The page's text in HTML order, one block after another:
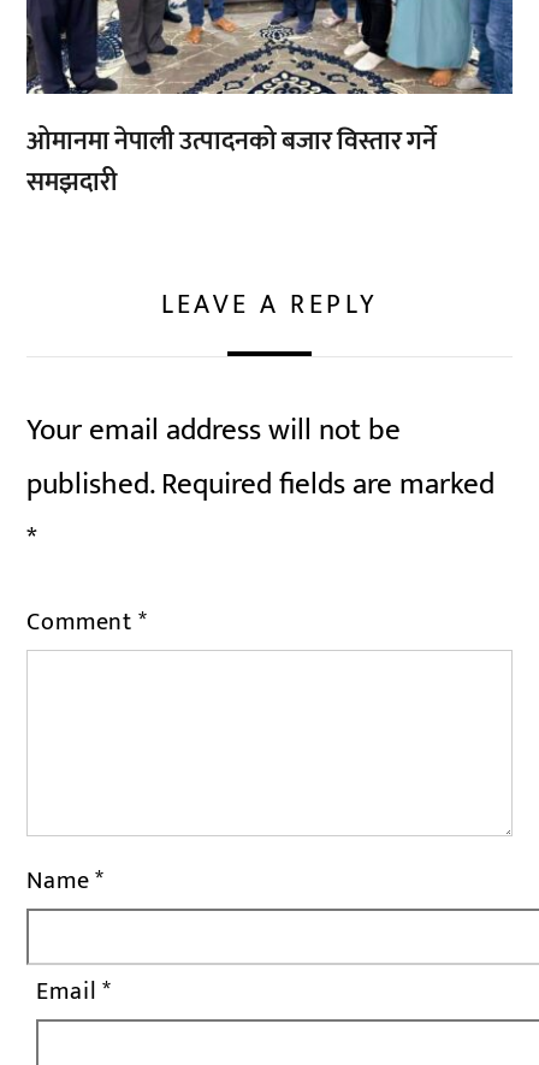
ओमानमा नेपाली उत्पादनको बजार विस्तार गर्ने
समझदारी
LEAVE A REPLY
Your email address will not be
published.Required fields are marked
*
Comment*
Name*
Email*